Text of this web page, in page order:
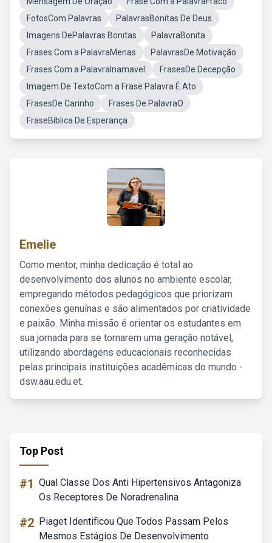
FotosCom Palavras
PalavrasBonitas De Deus
Imagens DePalavras Bonitas
PalavraBonita
Frases Com a PalavraMenas
PalavrasDe Motivação
Frases Com a PalavraInamavel
FrasesDe Decepção
Imagem De TextoCom a Frase Palavra É Ato
FrasesDe Carinho
Frases De PalavraO
FraseBíblica De Esperança
Emelie
Como mentor, minha dedicação é total ao
desenvolvimento dos alunos no ambiente escolar,
empregando métodos pedagógicos que priorizam
conexões genuínas e são alimentados por criatividade
e paixão. Minha missão é orientar os estudantes em
sua jornada para se tornarem uma geração notável,
utilizando abordagens educacionais reconhecidas
pelas principais instituições acadêmicas do mundo -
dsw.aau.edu.et.
Top Post
#1 Qual Classe Dos Anti Hipertensivos Antagoniza
Os Receptores De Noradrenalina
#2 Piaget Identificou Que Todos Passam Pelos
Mesmos Estágios De Desenvolvimento